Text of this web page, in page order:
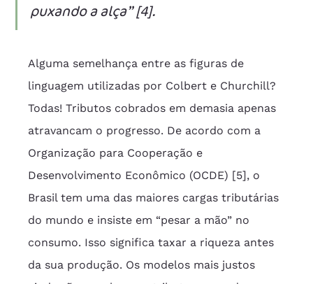
puxando a alça” [4].
Alguma semelhança entre as figuras de
linguagem utilizadas por Colbert e Churchill?
Todas! Tributos cobrados em demasia apenas
atravancam o progresso. De acordo com a
Organização para Cooperação e
Desenvolvimento Econômico (OCDE) [5], o
Brasil tem uma das maiores cargas tributárias
do mundo e insiste em “pesar a mão” no
consumo. Isso significa taxar a riqueza antes
da sua produção. Os modelos mais justos